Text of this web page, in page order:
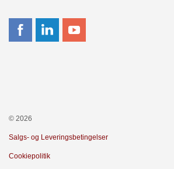
© 2026
Salgs- og Leveringsbetingelser
Cookiepolitik